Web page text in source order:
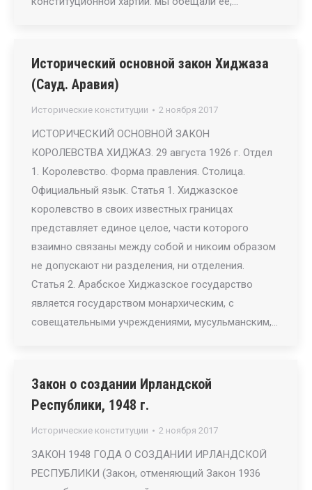
Исторический основной закон Хиджаза
(Сауд. Аравия)
Исторические конституции 2 ноября 2017
ИСТОРИЧЕСКИЙ ОСНОВНОЙ ЗАКОН
КОРОЛЕВСТВА ХИДЖАЗ. 29 августа 1926 г. Отдел
1. Королевство. Форма правления. Столица.
Официальный язык. Статья 1. Хиджазское
королевство в своих известных границах
представляет единое целое, части которого
взаимно связаны между собой и никоим образом
не допускают ни разделения, ни отделения.
Статья 2. Арабское Хиджазское государство
является государством монархическим, с
совещательными учреждениями, мусульманским,…
Закон о создании Ирландской
Республики, 1948 г.
Исторические конституции 2 ноября 2017
ЗАКОН 1948 ГОДА О СОЗДАНИИ ИРЛАНДСКОЙ
РЕСПУБЛИКИ (Закон, отменяющий Закон 1936